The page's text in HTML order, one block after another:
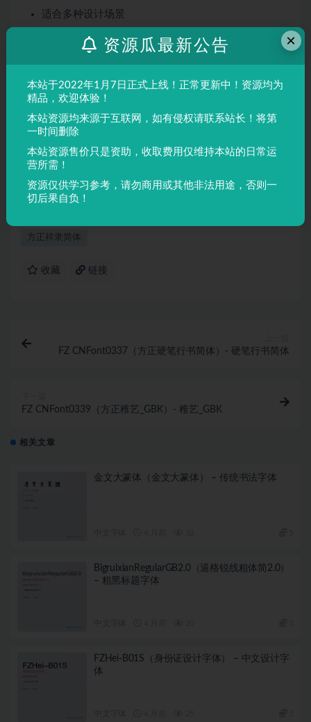
适合多种设计场景
屏幕显示与印刷均表现良好
适用场景
品牌设计、海报制作、广告排版、文创产品、包装设计等
需要独特视觉效果的场景。
声明：
本站所有文章，如无特殊说明或标注，均为本站原创发
布。任何个人或组织，在未征得本站同意时，禁止复制、盗用、
采集、发布本站内容到任何网站、书籍等各类媒体平台。如若本
站内容侵犯了原著者的合法权益，可联系我们进行处理。
方正祥隶简体
收藏 链接
FZ CNFont0337（方正硬笔行书简体）- 硬笔行书简体
FZ CNFont0339（方正稚艺_GBK）- 稚艺_GBK
相关文章
金文大篆体（金文大篆体） – 传统书法字体
BigruixianRegularGB2.0（逼格锐线粗体简2.0）
– 粗黑标题字体
FZHei-B01S（身份证设计字体） – 中文设计字
体
×
资源瓜最新公告
本站于2022年1月7日正式上线！正常更新中！资源均为
精品，欢迎体验！
本站资源均来源于互联网，如有侵权请联系站长！将第
一时间删除
本站资源售价只是资助，收取费用仅维持本站的日常运
营所需！
资源仅供学习参考，请勿商用或其他非法用途，否则一
切后果自负！